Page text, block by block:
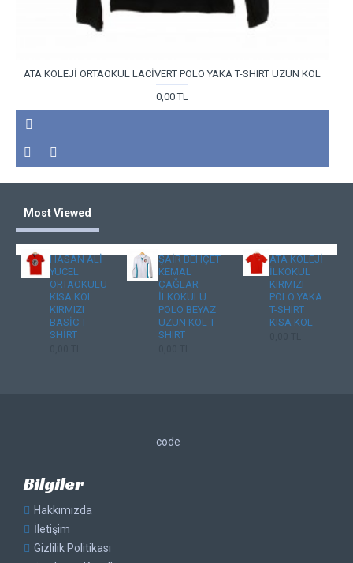
ATA KOLEJİ ORTAOKUL LACİVERT POLO YAKA T-SHIRT UZUN KOL
0,00 TL
Most Viewed
HASAN ALİ
YÜCEL
ORTAOKULU
KISA KOL
KIRMIZI
BASİC T-
SHİRT
ŞAİR BEHÇET
KEMAL
ÇAĞLAR
İLKOKULU
POLO BEYAZ
UZUN KOL T-
SHIRT
ATA KOLEJİ
İLKOKUL
KIRMIZI
POLO YAKA
T-SHIRT
KISA KOL
code
Bilgiler
Hakkımızda
İletişim
Gizlilik Politikası